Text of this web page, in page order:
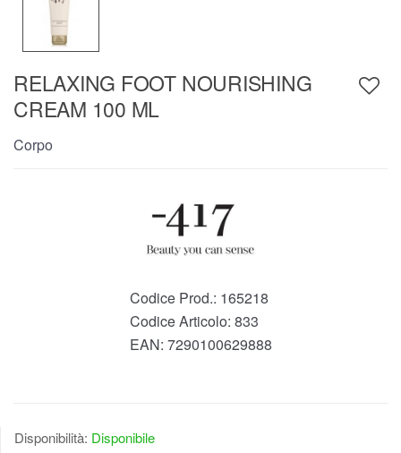
RELAXING FOOT NOURISHING
CREAM 100 ML
Corpo
Codice Prod.: 165218
Codice Articolo: 833
EAN: 7290100629888
Disponibilità: Disponibile